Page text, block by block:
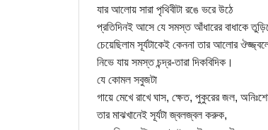
যার আলোয় সারা পৃথিবীটা রঙে ভরে উঠে
প্রতিদিনই আসে যে সমস্ত আঁধারের বাধাকে
চেয়েছিলাম সূর্যটাকেই কেননা তার আলোর
নিভে যায় সমস্ত চন্দ্র-তারা দিকবিদিক।
যে কোমল সবুজটা
গায়ে মেখে রাখে ঘাস, ক্ষেত, পুকুরের জল,
তার মাঝখানেই সূর্যটা জ্বলজ্বল করুক,